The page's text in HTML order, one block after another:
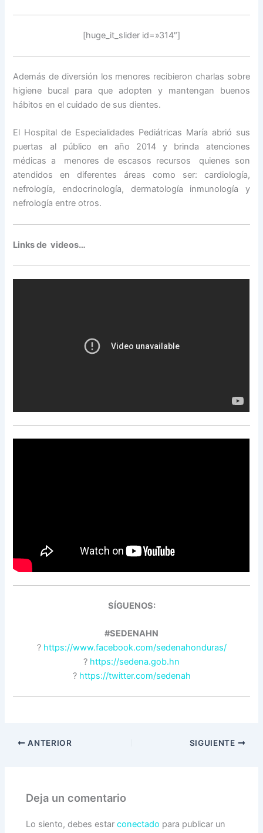
[huge_it_slider id=»314″]
Además de diversión los menores recibieron charlas sobre
higiene bucal para que adopten y mantengan buenos
hábitos en el cuidado de sus dientes.
El Hospital de Especialidades Pediátricas María abrió sus
puertas al público en año 2014 y brinda atenciones
médicas a menores de escasos recursos quienes son
atendidos en diferentes áreas como ser: cardiología,
nefrología, endocrinología, dermatología inmunología y
nefrología entre otros.
Links de videos…
SÍGUENOS:
#SEDENAHN
? https://www.facebook.com/sedenahonduras/
? https://sedena.gob.hn
? https://twitter.com/sedenah
ANTERIOR SIGUIENTE
Deja un comentario
Lo siento, debes estarconectado para publicar un